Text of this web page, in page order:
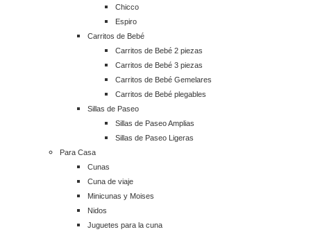
Chicco
Espiro
Carritos de Bebé
Carritos de Bebé 2 piezas
Carritos de Bebé 3 piezas
Carritos de Bebé Gemelares
Carritos de Bebé plegables
Sillas de Paseo
Sillas de Paseo Amplias
Sillas de Paseo Ligeras
Para Casa
Cunas
Cuna de viaje
Minicunas y Moises
Nidos
Juguetes para la cuna